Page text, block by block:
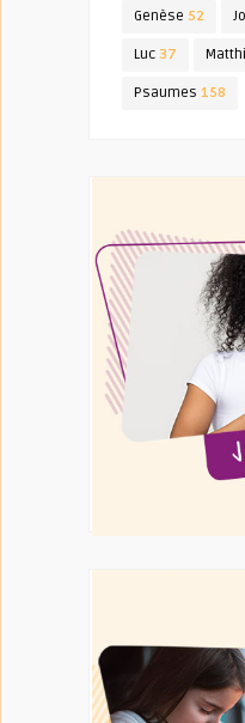
Genèse 52
Luc 37
Psaumes 158